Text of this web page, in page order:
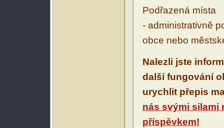
Podřazená místa
- administrativně
obce nebo
Nalezli jste
další fungování
urychlit přepis
nás svými silami
příspěvkem!